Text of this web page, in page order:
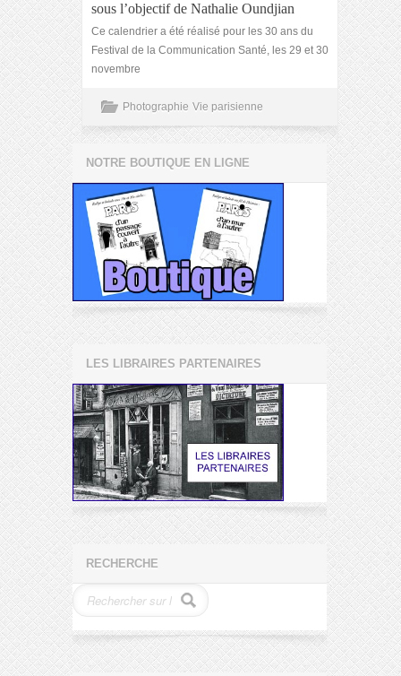
sous l’objectif de Nathalie Oundjian
Ce calendrier a été réalisé pour les 30 ans du
Festival de la Communication Santé, les 29 et 30
novembre
Photographie Vie parisienne
NOTRE BOUTIQUE EN LIGNE
LES LIBRAIRES PARTENAIRES
RECHERCHE